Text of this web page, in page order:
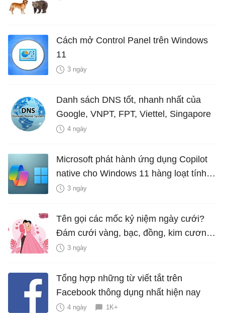
Cách mở Control Panel trên Windows
11
3 ngày
Danh sách DNS tốt, nhanh nhất của
Google, VNPT, FPT, Viettel, Singapore
4 ngày
Microsoft phát hành ứng dụng Copilot
native cho Windows 11 hàng loạt tính
năng mới Hữu Ích
3 ngày
Tên gọi các mốc kỷ niệm ngày cưới?
Đám cưới vàng, bạc, đồng, kim cương
là bao nhiêu năm?
3 ngày
Tổng hợp những từ viết tắt trên
Facebook thông dụng nhất hiện nay
4 ngày 1K+